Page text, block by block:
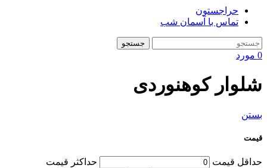
حراجستون
تماس با آسمان شب
جستجو
0 مورد
شلوار کوهنوردی
بستن
قیمت
حداقل قیمت حداکثر قیمت